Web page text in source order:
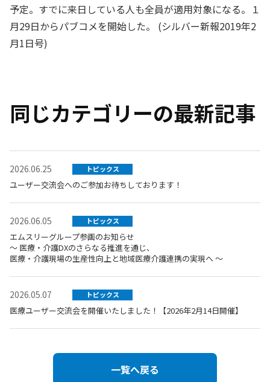
予定。すでに来日している人も全員が適用対象になる。１
月29日からパブコメを開始した。 (シルバー新報2019年2
月1日号)
同じカテゴリーの最新記事
2026.06.25 トピックス
ユーザー交流会へのご参加お待ちしております！
2026.06.05 トピックス
エムスリーグループ参画のお知らせ
～ 医療・介護DXのさらなる推進を通じ、
医療・介護現場の生産性向上と地域医療介護連携の実現へ ～
2026.05.07 トピックス
医療ユーザー交流会を開催いたしました！【2026年2月14日開催】
一覧へ戻る